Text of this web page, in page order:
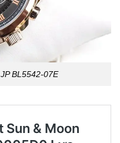
JP BL5542-07E